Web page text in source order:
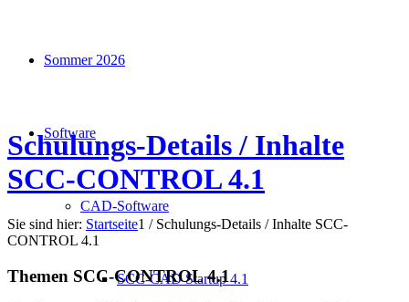
Sommer 2026
Software
CAD-Software
SCC-CAD Startup 4.1
Schulungs-Details / Inhalte
SCC-CONTROL 4.1
Sie sind hier: Startseite1 / Schulungs-Details / Inhalte SCC-
CONTROL 4.1
Themen SCC-CONTROL 4.1